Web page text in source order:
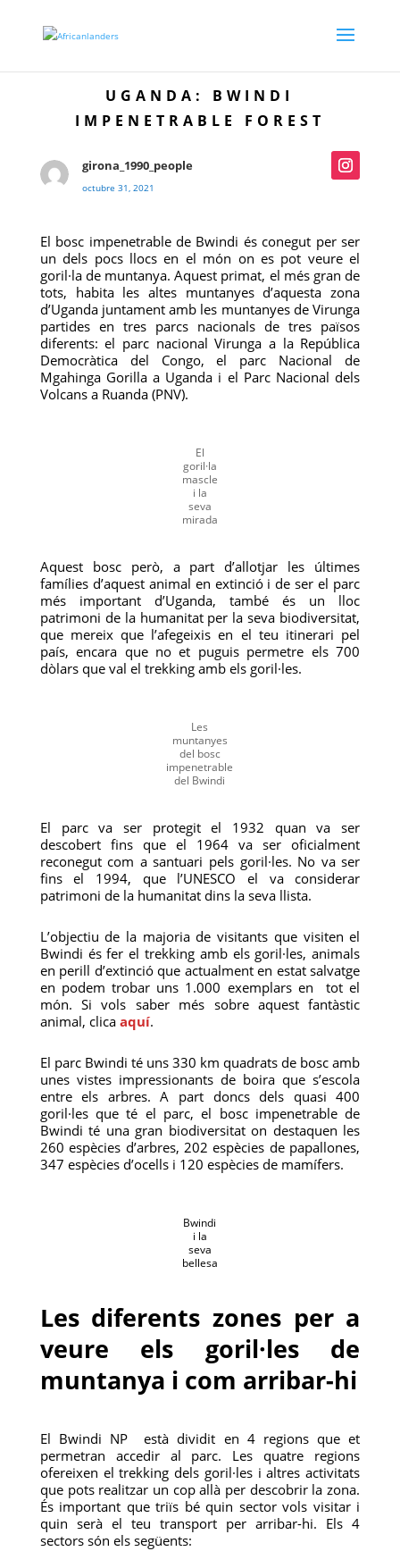
UGANDA: BWINDI
IMPENETRABLE FOREST
girona_1990_people
octubre 31, 2021
El bosc impenetrable de Bwindi és conegut per ser
un dels pocs llocs en el món on es pot veure el
goril·la de muntanya. Aquest primat, el més gran de
tots, habita les altes muntanyes d’aquesta zona
d’Uganda juntament amb les muntanyes de Virunga
partides en tres parcs nacionals de tres països
diferents: el parc nacional Virunga a la República
Democràtica del Congo, el parc Nacional de
Mgahinga Gorilla a Uganda i el Parc Nacional dels
Volcans a Ruanda (PNV).
El
goril·la
mascle
i la
seva
mirada
Aquest bosc però, a part d’allotjar les últimes
famílies d’aquest animal en extinció i de ser el parc
més important d’Uganda, també és un lloc
patrimoni de la humanitat per la seva biodiversitat,
que mereix que l’afegeixis en el teu itinerari pel
país, encara que no et puguis permetre els 700
dòlars que val el trekking amb els goril·les.
Les
muntanyes
del bosc
impenetrable
del Bwindi
El parc va ser protegit el 1932 quan va ser
descobert fins que el 1964 va ser oficialment
reconegut com a santuari pels goril·les. No va ser
fins el 1994, que l’UNESCO el va considerar
patrimoni de la humanitat dins la seva llista.
L’objectiu de la majoria de visitants que visiten el
Bwindi és fer el trekking amb els goril·les, animals
en perill d’extinció que actualment en estat salvatge
en podem trobar uns 1.000 exemplars en tot el
món. Si vols saber més sobre aquest fantàstic
animal, clica aquí.
El parc Bwindi té uns 330 km quadrats de bosc amb
unes vistes impressionants de boira que s’escola
entre els arbres. A part doncs dels quasi 400
goril·les que té el parc, el bosc impenetrable de
Bwindi té una gran biodiversitat on destaquen les
260 espècies d’arbres, 202 espècies de papallones,
347 espècies d’ocells i 120 espècies de mamífers.
Bwindi
i la
seva
bellesa
Les diferents zones per a
veure els goril·les de
muntanya i com arribar-hi
El Bwindi NP està dividit en 4 regions que et
permetran accedir al parc. Les quatre regions
ofereixen el trekking dels goril·les i altres activitats
que pots realitzar un cop allà per descobrir la zona.
És important que triïs bé quin sector vols visitar i
quin serà el teu transport per arribar-hi. Els 4
sectors són els següents: